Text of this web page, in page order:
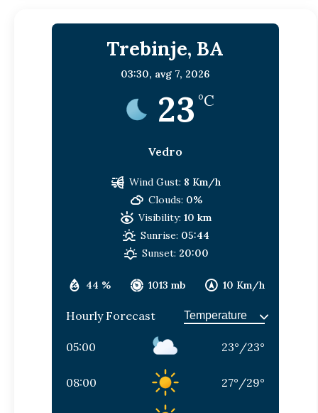
Trebinje, BA
03:30, avg 7, 2026
23 °C
Vedro
44 % 1013 mb 10 Km/h
Wind Gust: 8 Km/h
Clouds: 0%
Visibility: 10 km
Sunrise: 05:44
Sunset: 20:00
Hourly Forecast
05:00 23° /23°
08:00 27° /29°